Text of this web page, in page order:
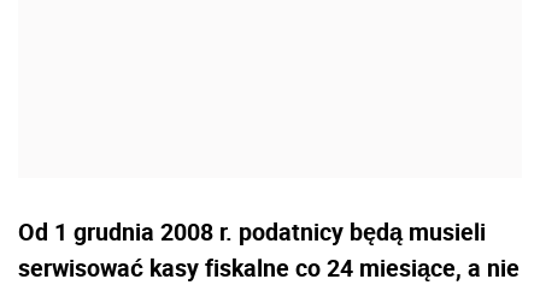
Od 1 grudnia 2008 r. podatnicy będą musieli
serwisować kasy fiskalne co 24 miesiące, a nie